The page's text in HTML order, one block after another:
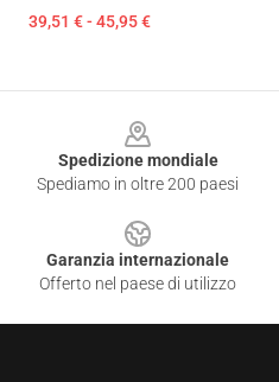
39,51 € - 45,95 €
Spedizione mondiale
Spediamo in oltre 200 paesi
Garanzia internazionale
Offerto nel paese di utilizzo